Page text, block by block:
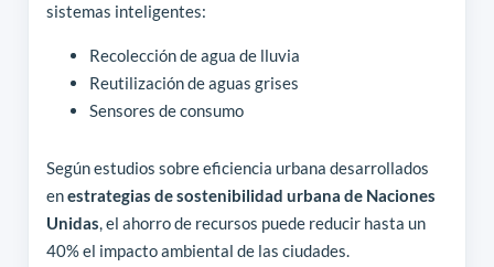
sistemas inteligentes:
Recolección de agua de lluvia
Reutilización de aguas grises
Sensores de consumo
Según estudios sobre eficiencia urbana desarrollados
enestrategias de sostenibilidad urbana de Naciones
Unidas , el ahorro de recursos puede reducir hasta un
40% el impacto ambiental de las ciudades.